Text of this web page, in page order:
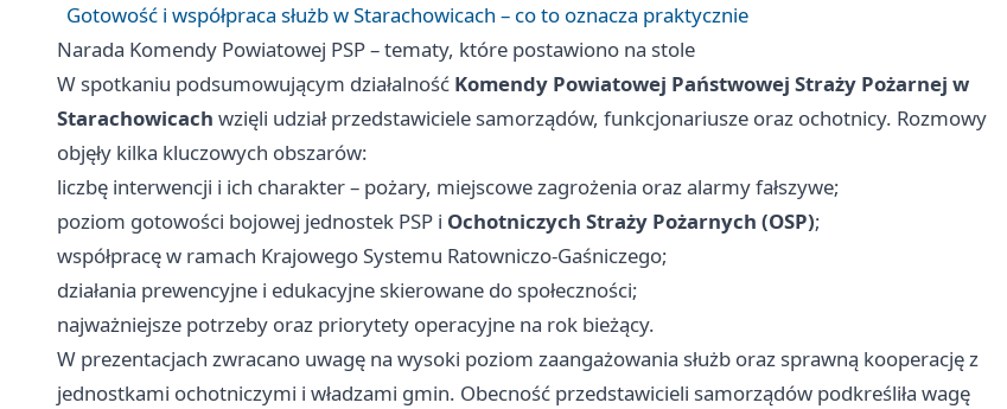
Gotowość i współpraca służb w Starachowicach – co to oznacza praktycznie
Narada Komendy Powiatowej PSP – tematy, które postawiono na stole
W spotkaniu podsumowującym działalność Komendy Powiatowej Państwowej Straży Pożarnej w
Starachowicach wzięli udział przedstawiciele samorządów, funkcjonariusze oraz ochotnicy. Rozmowy
objęły kilka kluczowych obszarów:
liczbę interwencji i ich charakter – pożary, miejscowe zagrożenia oraz alarmy fałszywe;
poziom gotowości bojowej jednostek PSP i Ochotniczych Straży Pożarnych (OSP);
współpracę w ramach Krajowego Systemu Ratowniczo‑Gaśniczego;
działania prewencyjne i edukacyjne skierowane do społeczności;
najważniejsze potrzeby oraz priorytety operacyjne na rok bieżący.
W prezentacjach zwracano uwagę na wysoki poziom zaangażowania służb oraz sprawną kooperację z
jednostkami ochotniczymi i władzami gmin. Obecność przedstawicieli samorządów podkreśliła wagę